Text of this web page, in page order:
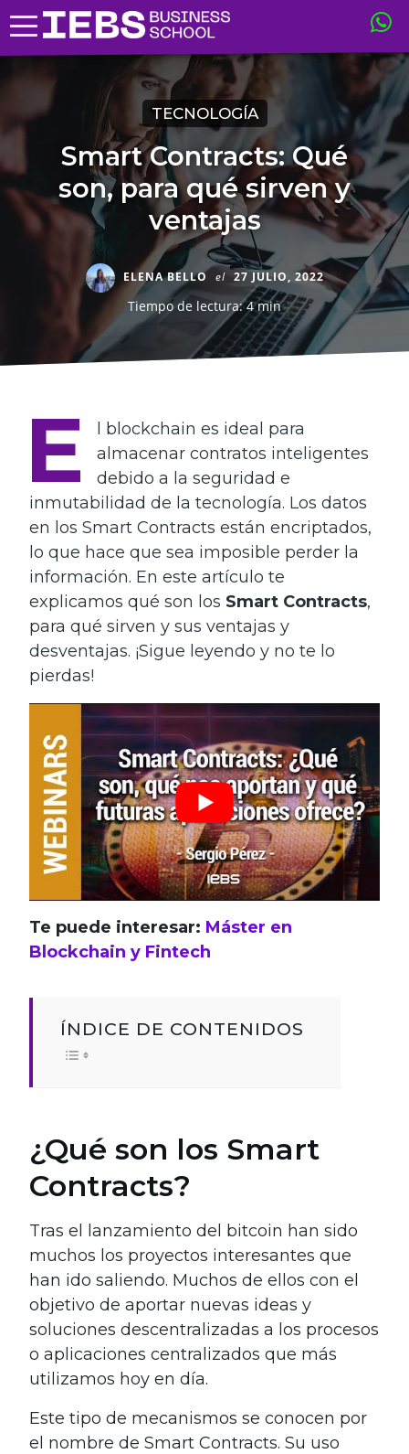
TECNOLOGÍA
Smart Contracts: Qué
son, para qué sirven y
ventajas
ELENA BELLO el 27 JULIO, 2022
Tiempo de lectura: 4 min
E
l blockchain es ideal para
almacenar contratos inteligentes
debido a la seguridad e
inmutabilidad de la tecnología. Los datos
en los Smart Contracts están encriptados,
lo que hace que sea imposible perder la
información. En este artículo te
explicamos qué son los Smart Contracts,
para qué sirven y sus ventajas y
desventajas. ¡Sigue leyendo y no te lo
pierdas!
Te puede interesar: Máster en
Blockchain y Fintech
ÍNDICE DE CONTENIDOS
¿Qué son los Smart
Contracts?
Tras el lanzamiento del bitcoin han sido
muchos los proyectos interesantes que
han ido saliendo. Muchos de ellos con el
objetivo de aportar nuevas ideas y
soluciones descentralizadas a los procesos
o aplicaciones centralizados que más
utilizamos hoy en día.
Este tipo de mecanismos se conocen por
el nombre de Smart Contracts. Su uso